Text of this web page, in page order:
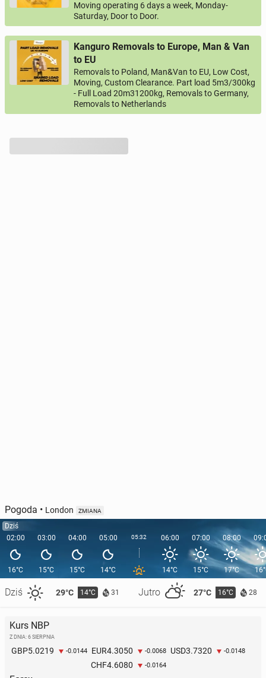
Moving operating 6 days a week, Monday-
Saturday, Door to Door.
Kanguro Removals to Europe, Man & Van
to EU
Removals to Poland, Man&Van to EU, Low Cost,
Moving, Custom Clearance. Part load 5m3/300kg
- Full Load 20m31200kg, Removals to Germany,
Removals to Netherlands
Pogoda • London ZMIANA
Dziś
02:00
16°C
Dziś 29°C 14°C 31 Jutro 27°C 16°C 28
03:00
15°C
04:00
15°C
05:00
14°C
05:32 06:00
14°C
07:00
15°C
08:00
17°C
Kurs NBP
Z DNIA: 6 SIERPNIA
GBP5.0219 -0.0144 EUR4.3050 -0.0068 USD3.7320 -0.0148
CHF4.6080 -0.0164